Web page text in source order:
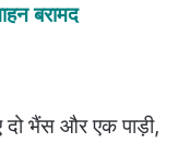
बरामद
दो भैंस और एक पाड़ी,